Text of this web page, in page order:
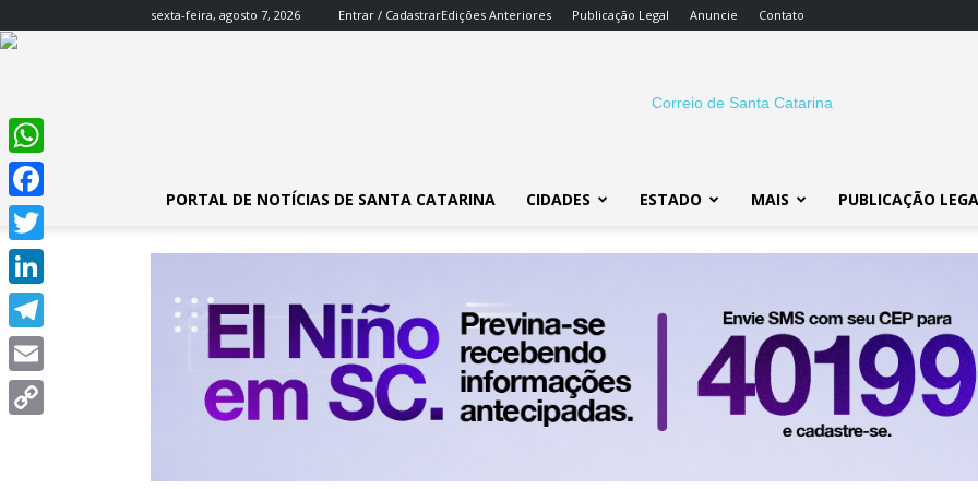
sexta-feira, agosto 7, 2026 Entrar / CadastrarEdições Anteriores Publicação Legal Anuncie Contato
SC
PORTAL DE NOTÍCIAS DE SANTA CATARINA CIDADES ESTADO MAIS PUBLICAÇÃO
WhatsApp
Facebook
Twitter
LinkedIn
Telegram
Email